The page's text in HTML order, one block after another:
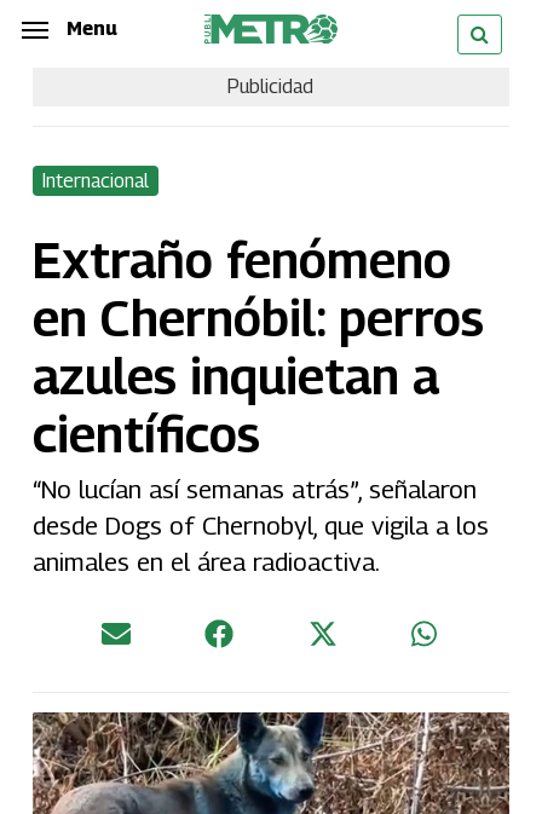
Skip
content
Menu
Publicidad
Internacional
Extraño fenómeno
en Chernóbil: perros
azules inquietan a
científicos
“No lucían así semanas atrás”, señalaron
desde Dogs of Chernobyl, que vigila a los
animales en el área radioactiva.
Menu